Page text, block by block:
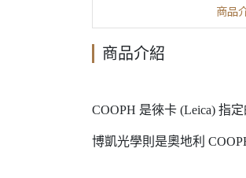
商品
商品介紹
COOPH 是徠卡 (Leica) 指
博凱光學則是奧地利